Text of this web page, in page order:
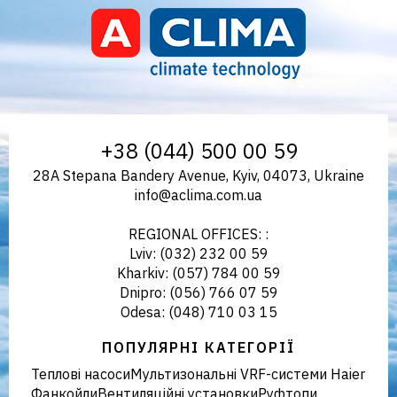
Chillers
For
Remote
Condenser
+38 (044) 500 00 59
28A Stepana Bandery Avenue, Kyiv, 04073, Ukraine
info@aclima.com.ua
REGIONAL OFFICES: :
Lviv: (032) 232 00 59
Kharkiv: (057) 784 00 59
Dnipro: (056) 766 07 59
Odesa: (048) 710 03 15
ПОПУЛЯРНІ КАТЕГОРІЇ
Теплові насосиМультизональні VRF-системи Haier
ФанкойлиВентиляційні установкиРуфтопи